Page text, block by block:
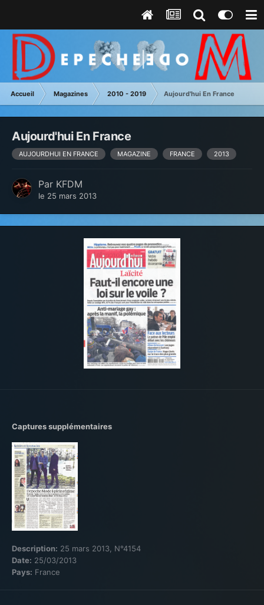
Accueil Magazines 2010 - 2019 Aujourd'hui En France
Aujourd'hui En France
AUJOURDHUI EN FRANCE MAGAZINE FRANCE 2013
Par KFDM
le 25 mars 2013
Captures supplémentaires
Description: 25 mars 2013, N°4154
Date: 25/03/2013
Pays: France